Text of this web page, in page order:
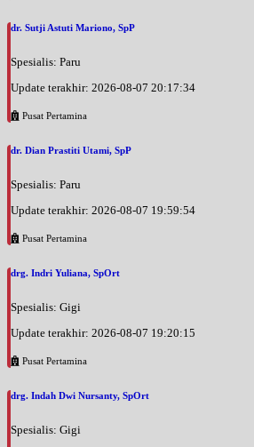
Rabu, 26/08/2026
Jam 09:00 - 12:00
Rabu, 26/08/2026
UMUM
Kamis, 27/08/2026
UMUM
Jam 15:00 - 19:00
Jam 09:00 - 11:00
Jumat, 28/08/2026
UMUM
Sabtu, 29/08/2026
dr. Sutji Astuti Mariono, SpP
Spesialis: Paru
Update terakhir: 2026-08-07 20:17:34
Pusat Pertamina
dr. Dian Prastiti Utami, SpP
Spesialis: Paru
Update terakhir: 2026-08-07 19:59:54
Pusat Pertamina
drg. Indri Yuliana, SpOrt
Spesialis: Gigi
Update terakhir: 2026-08-07 19:20:15
Pusat Pertamina
drg. Indah Dwi Nursanty, SpOrt
Spesialis: Gigi